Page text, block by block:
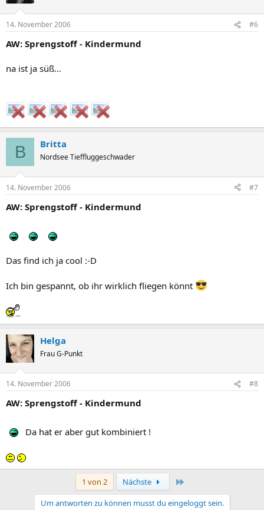
14. November 2006 #6
AW: Sprengstoff - Kindermund
na ist ja süß...
B Britta
Nordsee Tieffluggeschwader
14. November 2006 #7
AW: Sprengstoff - Kindermund
Das find ich ja cool :-D
Ich bin gespannt, ob ihr wirklich fliegen könnt
Helga
Frau G-Punkt
14. November 2006 #8
AW: Sprengstoff - Kindermund
Da hat er aber gut kombiniert !
1 von 2 Nächste
Um antworten zu können musst du eingeloggt sein.